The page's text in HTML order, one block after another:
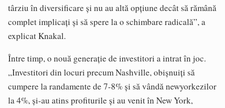
târziu în diversificare și nu au altă opțiune decât să rămână
complet implicați și să spere la o schimbare radicală”, a
explicat Knakal.
Între timp, o nouă generație de investitori a intrat în joc.
„Investitori din locuri precum Nashville, obișnuiți să
cumpere la randamente de 7-8% și să vândă newyorkezilor
la 4%, și-au atins profiturile și au venit în New York,